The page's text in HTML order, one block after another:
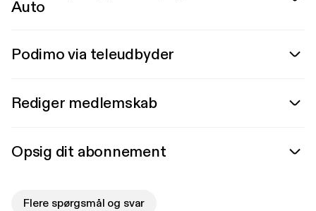
Auto
Podimo via teleudbyder
Rediger medlemskab
Opsig dit abonnement
Flere spørgsmål og svar